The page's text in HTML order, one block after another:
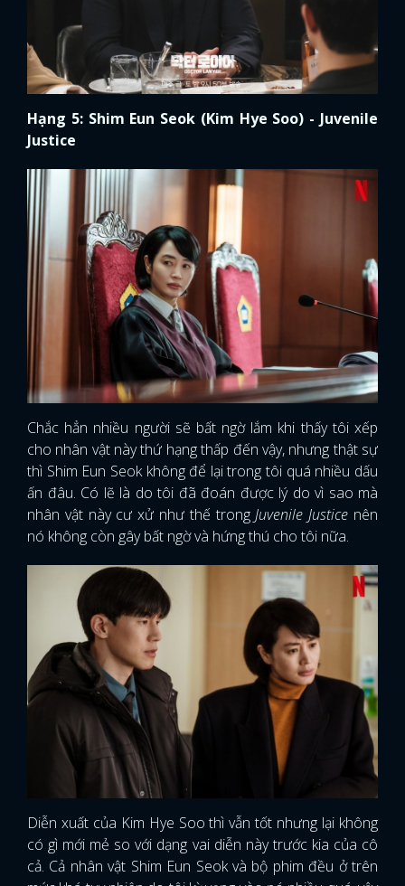
Hạng 5: Shim Eun Seok (Kim Hye Soo) - Juvenile
Justice
Chắc hẳn nhiều người sẽ bất ngờ lắm khi thấy tôi xếp
cho nhân vật này thứ hạng thấp đến vậy, nhưng thật sự
thì Shim Eun Seok không để lại trong tôi quá nhiều dấu
ấn đâu. Có lẽ là do tôi đã đoán được lý do vì sao mà
nhân vật này cư xử như thế trongJuvenile Justice nên
nó không còn gây bất ngờ và hứng thú cho tôi nữa.
Diễn xuất của Kim Hye Soo thì vẫn tốt nhưng lại không
có gì mới mẻ so với dạng vai diễn này trước kia của cô
cả. Cả nhân vật Shim Eun Seok và bộ phim đều ở trên